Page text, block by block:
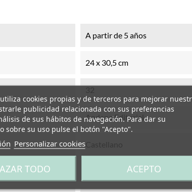
A partir de 5 años
24 x 30,5 cm
Andana Editorial
Castellano
cookies propias y de terceros para mejorar
publicidad relacionada con sus preferencias
de sus hábitos de navegación. Para dar su
sobre su uso pulse el botón "Acepto".
Personalizar cookies
TODO ACEPTO